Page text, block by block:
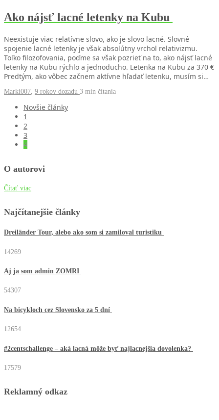
Ako nájsť lacné letenky na Kubu
Neexistuje viac relatívne slovo, ako je slovo lacné. Slovné
spojenie lacné letenky je však absolútny vrchol relativizmu.
Toľko filozofovania, poďme sa však pozrieť na to, ako nájsť lacné
letenky na Kubu rýchlo a jednoducho. Letenka na Kubu za 370 €
Predtým, ako vôbec začnem aktívne hľadať letenku, musím si…
Marki007 9 rokov dozadu 3 min čítania
Novšie články
1
2
3
4
O autorovi
Čítať viac
Najčítanejšie články
Dreiländer Tour, alebo ako som si zamiloval turistiku
14269
Aj ja som admin ZOMRI
54307
Na bicykloch cez Slovensko za 5 dní
12654
#2centschallenge – aká lacná môže byť najlacnejšia dovolenka?
17579
Reklamný odkaz